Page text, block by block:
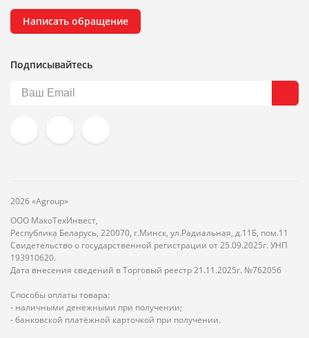
Написать обращение
Подписывайтесь
2026 «Agroup»
ООО МакоТехИнвест,
Республика Беларусь, 220070, г.Минск, ул.Радиальная, д.11Б, пом.11
Свидетельство о государственной регистрации от 25.09.2025г. УНП
193910620.
Дата внесения сведений в Торговый реестр 21.11.2025г. №762056
Способы оплаты товара:
- наличными денежными при получении;
- банковской платёжной карточкой при получении.